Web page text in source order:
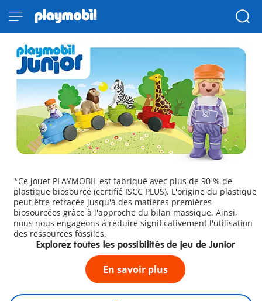
*Ce jouet PLAYMOBIL est fabriqué avec plus de 90 % de
plastique biosourcé (certifié ISCC PLUS). L'origine du plastique
peut être retracée jusqu'à des matières premières
biosourcées grâce à l'approche du bilan massique. Ainsi,
nous nous engageons à réduire significativement l'utilisation
des ressources fossiles.
Explorez toutes les possibilités de jeu de Junior
En savoir plus